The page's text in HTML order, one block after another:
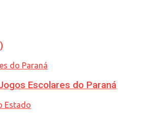
Escolares do Paraná